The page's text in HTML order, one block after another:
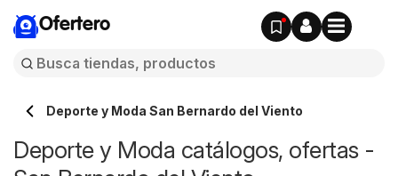
Ofertero
Deporte y Moda San Bernardo del Viento
Deporte y Moda catálogos, ofertas -